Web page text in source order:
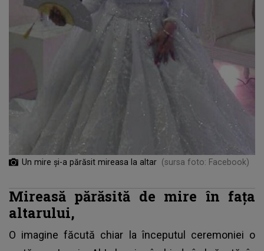
Un mire și-a părăsit mireasa la altar (sursa foto: Facebook)
Mireasă părăsită de mire în fața
altarului,
O imagine făcută chiar la începutul ceremoniei o